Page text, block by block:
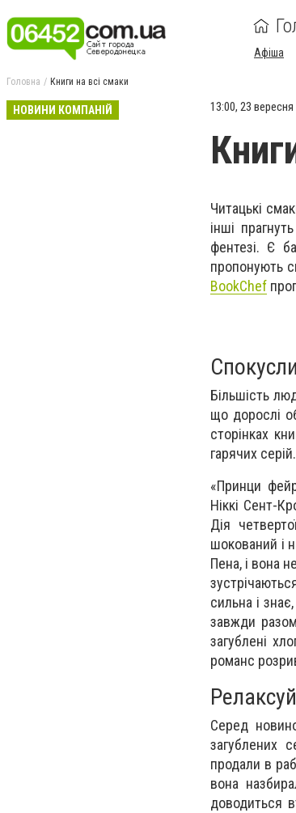
Афіша
Головна Книги на всі смаки
НОВИНИ КОМПАНІЙ 13:00, 23 вересня
Читацькі
інші
фентезі. Є
пропонують
BookChef
Більшість
що дорослі
сторінках
гарячих
«Принци
Ніккі Сент-
Дія
шокований і
Пена, і вона
сильна і
завжди
загублені
романс
Серед
загублених
продали в
вона
доводиться